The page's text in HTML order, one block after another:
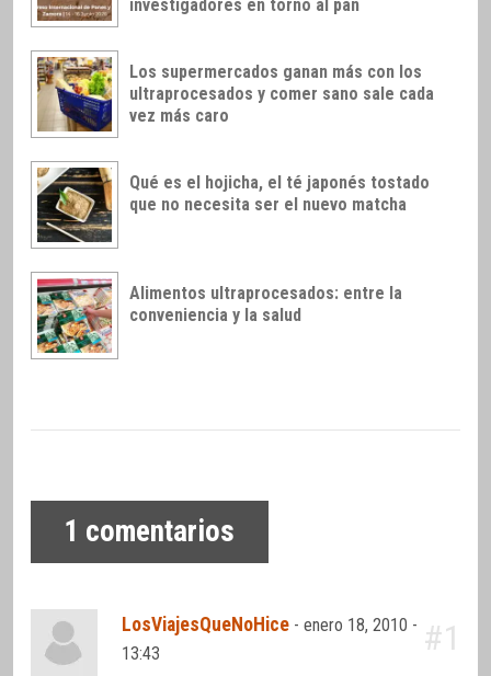
investigadores en torno al pan
Los supermercados ganan más con los
ultraprocesados y comer sano sale cada
vez más caro
Qué es el hojicha, el té japonés tostado
que no necesita ser el nuevo matcha
Alimentos ultraprocesados: entre la
conveniencia y la salud
1 comentarios
LosViajesQueNoHice -enero 18, 2010 -
13:43
#1